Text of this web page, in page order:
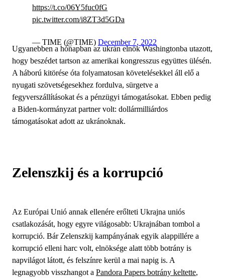
https://t.co/06Y5fuc0fG
pic.twitter.com/i8ZT3d5GDa
— TIME (@TIME) December 7, 2022
Ugyanebben a hónapban az ukrán elnök Washingtonba utazott,
hogy beszédet tartson az amerikai kongresszus együttes ülésén.
A háború kitörése óta folyamatosan követelésekkel áll elő a
nyugati szövetségesekhez fordulva, sürgetve a
fegyverszállításokat és a pénzügyi támogatásokat. Ebben pedig
a Biden-kormányzat partner volt: dollármilliárdos
támogatásokat adott az ukránoknak.
Zelenszkij és a korrupció
Az Európai Unió annak ellenére erőlteti Ukrajna uniós
csatlakozását, hogy egyre világosabb: Ukrajnában tombol a
korrupció. Bár Zelenszkij kampányának egyik alappillére a
korrupció elleni harc volt, elnöksége alatt több botrány is
napvilágot látott, és felszínre kerül a mai napig is. A
legnagyobb visszhangot a Pandora Papers botrány keltette,